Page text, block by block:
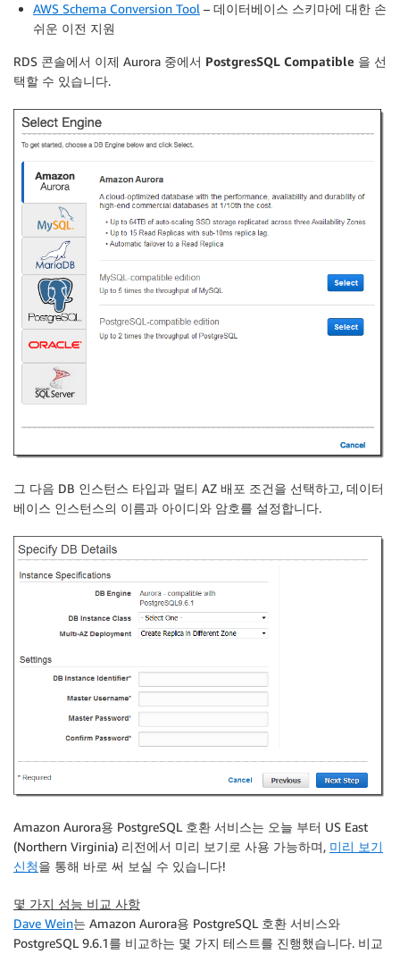
AWS Schema Conversion Tool – 데이터베이스 스키마에 대한 손
쉬운 이전 지원
RDS 콘솔에서 이제 Aurora 중에서 PostgresSQL Compatible 을 선
택할 수 있습니다.
그 다음 DB 인스턴스 타입과 멀티 AZ 배포 조건을 선택하고, 데이터
베이스 인스턴스의 이름과 아이디와 암호를 설정합니다.
Amazon Aurora용 PostgreSQL 호환 서비스는 오늘 부터 US East
(Northern Virginia) 리전에서 미리 보기로 사용 가능하며, 미리 보기
신청을 통해 바로 써 보실 수 있습니다!
몇 가지 성능 비교 사항
Dave Wein는 Amazon Aurora용 PostgreSQL 호환 서비스와
PostgreSQL 9.6.1를 비교하는 몇 가지 테스트를 진행했습니다. 비교